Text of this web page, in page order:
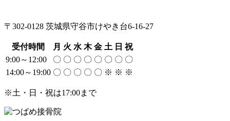
〒302-0128 茨城県守谷市けやき台6-16-27
受付時間 月 火 水 木 金 土 日 祝
9:00～12:00
〇 〇 〇 〇 〇 〇 〇 〇
14:00～19:00 〇 〇 〇 〇 〇 ※ ※ ※
※土・日・祝は17:00まで